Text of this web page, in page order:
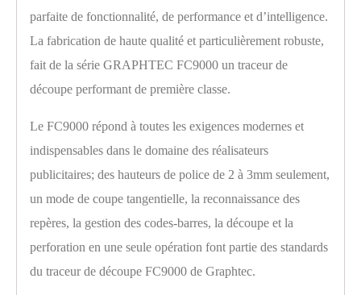
parfaite de fonctionnalité, de performance et d’intelligence.
La fabrication de haute qualité et particulièrement robuste,
fait de la série GRAPHTEC FC9000 un traceur de
découpe performant de première classe.
Le FC9000 répond à toutes les exigences modernes et
indispensables dans le domaine des réalisateurs
publicitaires; des hauteurs de police de 2 à 3mm seulement,
un mode de coupe tangentielle, la reconnaissance des
repères, la gestion des codes-barres, la découpe et la
perforation en une seule opération font partie des standards
du traceur de découpe FC9000 de Graphtec.